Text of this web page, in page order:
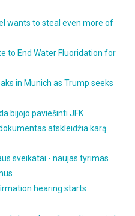
wants to steal even more of
to End Water Fluoridation for
in Munich as Trump seeks
bijojo paviešinti JFK
atskleidžia karą
sveikatai - naujas tyrimas
hearing starts